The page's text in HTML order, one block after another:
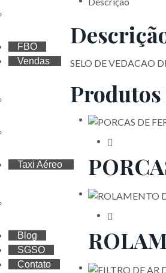
FBO
Vendas
Vendas de aeronaves
Taxi Aéreo
Blog
SGSO
Contato
SELO DE VEDACAO